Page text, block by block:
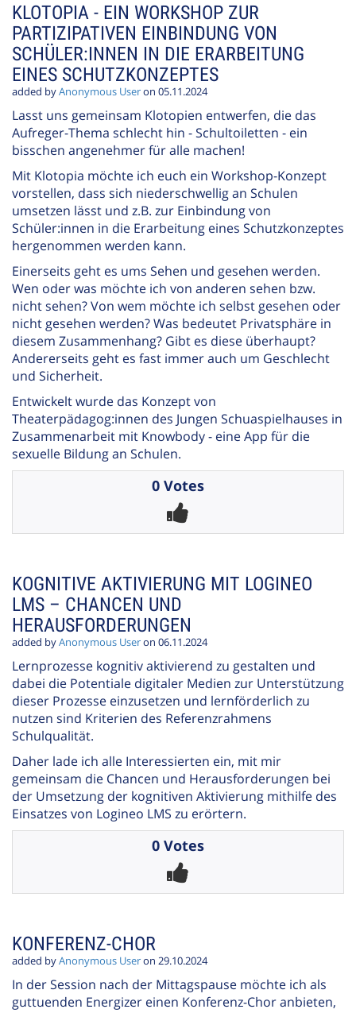
KLOTOPIA - EIN WORKSHOP ZUR
PARTIZIPATIVEN EINBINDUNG VON
SCHÜLER:INNEN IN DIE ERARBEITUNG
EINES SCHUTZKONZEPTES
added byAnonymous Useron 05.11.2024
Lasst uns gemeinsam Klotopien entwerfen, die das
Aufreger-Thema schlecht hin - Schultoiletten - ein
bisschen angenehmer für alle machen!
Mit Klotopia möchte ich euch ein Workshop-Konzept
vorstellen, dass sich niederschwellig an Schulen
umsetzen lässt und z.B. zur Einbindung von
Schüler:innen in die Erarbeitung eines Schutzkonzeptes
hergenommen werden kann.
Einerseits geht es ums Sehen und gesehen werden.
Wen oder was möchte ich von anderen sehen bzw.
nicht sehen? Von wem möchte ich selbst gesehen oder
nicht gesehen werden? Was bedeutet Privatsphäre in
diesem Zusammenhang? Gibt es diese überhaupt?
Andererseits geht es fast immer auch um Geschlecht
und Sicherheit.
Entwickelt wurde das Konzept von
Theaterpädagog:innen des Jungen Schuaspielhauses in
Zusammenarbeit mit Knowbody - eine App für die
sexuelle Bildung an Schulen.
0 Votes
KOGNITIVE AKTIVIERUNG MIT LOGINEO
LMS – CHANCEN UND
HERAUSFORDERUNGEN
added byAnonymous Useron 06.11.2024
Lernprozesse kognitiv aktivierend zu gestalten und
dabei die Potentiale digitaler Medien zur Unterstützung
dieser Prozesse einzusetzen und lernförderlich zu
nutzen sind Kriterien des Referenzrahmens
Schulqualität.
Daher lade ich alle Interessierten ein, mit mir
gemeinsam die Chancen und Herausforderungen bei
der Umsetzung der kognitiven Aktivierung mithilfe des
Einsatzes von Logineo LMS zu erörtern.
0 Votes
KONFERENZ-CHOR
added byAnonymous Useron 29.10.2024
In der Session nach der Mittagspause möchte ich als
guttuenden Energizer einen Konferenz-Chor anbieten,